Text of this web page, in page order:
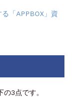
「APPBOX」資
3点です。